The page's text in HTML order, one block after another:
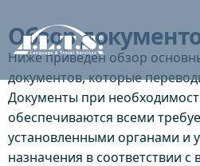
Обзор
Ниже приведён обзор
документов, которые
Документы при
обеспечиваются всеми
установленными органами и
назначения в соответствии